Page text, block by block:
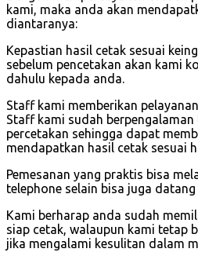
kami, maka anda akan
diantaranya:
Kepastian hasil cetak sesuai
sebelum pencetakan akan kami
dahulu kepada anda.
Staff kami memberikan
Staff kami sudah berpengalaman
percetakan sehingga dapat
mendapatkan hasil cetak sesuai
Pemesanan yang praktis bisa
telephone selain bisa juga
Kami berharap anda sudah
siap cetak, walaupun kami tetap
jika mengalami kesulitan dalam